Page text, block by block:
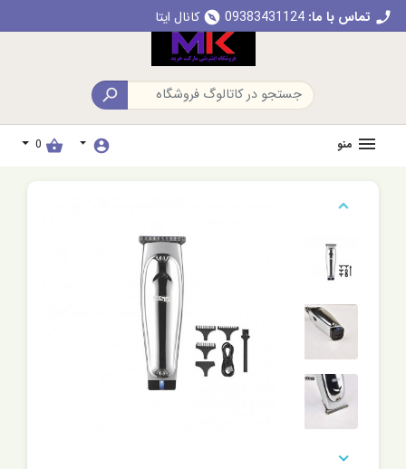
call تماس با ما: 09383431124
explore کانال ایتا

منو account_circle
shopping_basket
0

